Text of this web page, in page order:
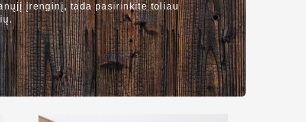
įrenginį, tada pasirinkite toliau